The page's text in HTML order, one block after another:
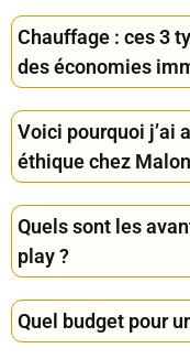
Chauffage : ces 3
des économies
Voici pourquoi j’ai
éthique chez
Quels sont les
play ?
Quel budget pour